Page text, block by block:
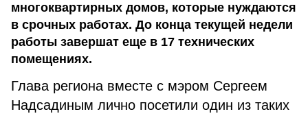
многоквартирных домов, которые нуждаются
в срочных работах. До конца текущей недели
работы завершат еще в 17 технических
помещениях.
Глава региона вместе с мэром Сергеем
Надсадиным лично посетили один из таких